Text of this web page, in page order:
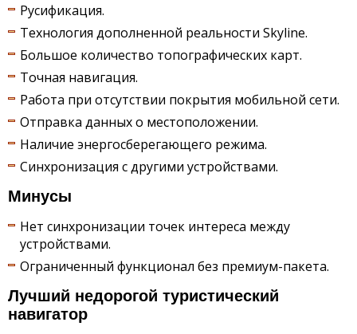
Русификация.
Технология дополненной реальности Skyline.
Большое количество топографических карт.
Точная навигация.
Работа при отсутствии покрытия мобильной сети.
Отправка данных о местоположении.
Наличие энергосберегающего режима.
Синхронизация с другими устройствами.
Минусы
Нет синхронизации точек интереса между
устройствами.
Ограниченный функционал без премиум-пакета.
Лучший недорогой туристический
навигатор